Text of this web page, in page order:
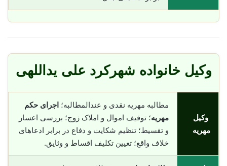
وکیل خانواده شهرکرد علی یداللهی
وکیل
مهریه
مطالبه مهریه نقدی و عندالمطالبه؛ اجرای حکم
مهریه؛ توقیف اموال و املاک زوج؛ بررسی اعسار
و تقسیط؛ تنظیم شکایت و دفاع در برابر ادعاهای
خلاف واقع؛ تعیین تکلیف اقساط و وثایق.